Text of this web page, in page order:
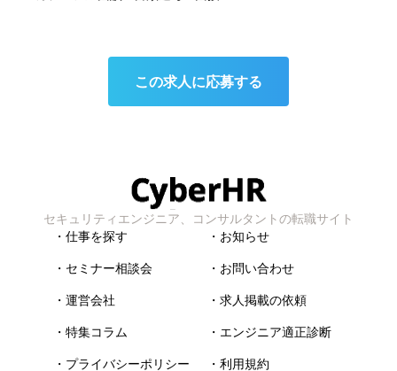
この求人に応募する
セキュリティエンジニア、コンサルタントの転職サイト
・仕事を探す
・お知らせ
・セミナー相談会
・お問い合わせ
・運営会社
・求人掲載の依頼
・特集コラム
・エンジニア適正診断
・プライバシーポリシー
・利用規約